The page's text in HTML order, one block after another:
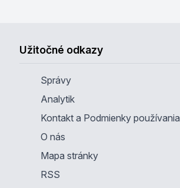
Užitočné odkazy
Správy
Analytik
Kontakt a Podmienky používania
O nás
Mapa stránky
RSS